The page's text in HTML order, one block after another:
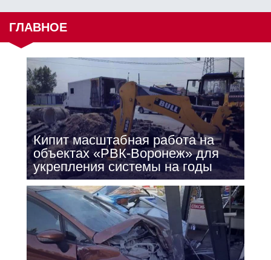
ГЛАВНОЕ
Кипит масштабная работа на
объектах «РВК-Воронеж» для
укрепления системы на годы